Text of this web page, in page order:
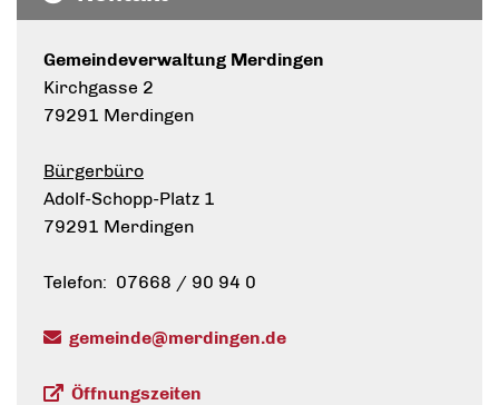
Gemeindeverwaltung Merdingen
Kirchgasse 2
79291 Merdingen
Bürgerbüro
Adolf-Schopp-Platz 1
79291 Merdingen
Telefon: 07668 / 90 94 0
gemeinde@merdingen.de
Öffnungszeiten